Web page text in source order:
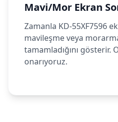
Mavi/Mor Ekran
Zamanla KD-55XF7596
mavileşme veya
tamamladığını gösterir.
onarıyoruz.